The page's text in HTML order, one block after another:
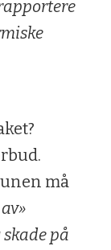
må
på